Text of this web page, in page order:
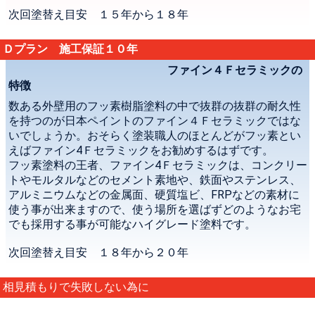
次回塗替え目安 １５年から１８年
Ｄプラン 施工保証１０年
ファイン４Ｆセラミックの
特徴
数ある外壁用のフッ素樹脂塗料の中で抜群の抜群の耐久性
を持つのが日本ペイントのファイン４Ｆセラミックではな
いでしょうか。おそらく塗装職人のほとんどがフッ素とい
えばファイン4Ｆセラミックをお勧めするはずです。
フッ素塗料の王者、ファイン4Ｆセラミックは、コンクリー
トやモルタルなどのセメント素地や、鉄面やステンレス、
アルミニウムなどの金属面、硬質塩ビ、FRPなどの素材に
使う事が出来ますので、使う場所を選ばずどのようなお宅
でも採用する事が可能なハイグレード塗料です。
次回塗替え目安 １８年から２０年
相見積もりで失敗しない為に